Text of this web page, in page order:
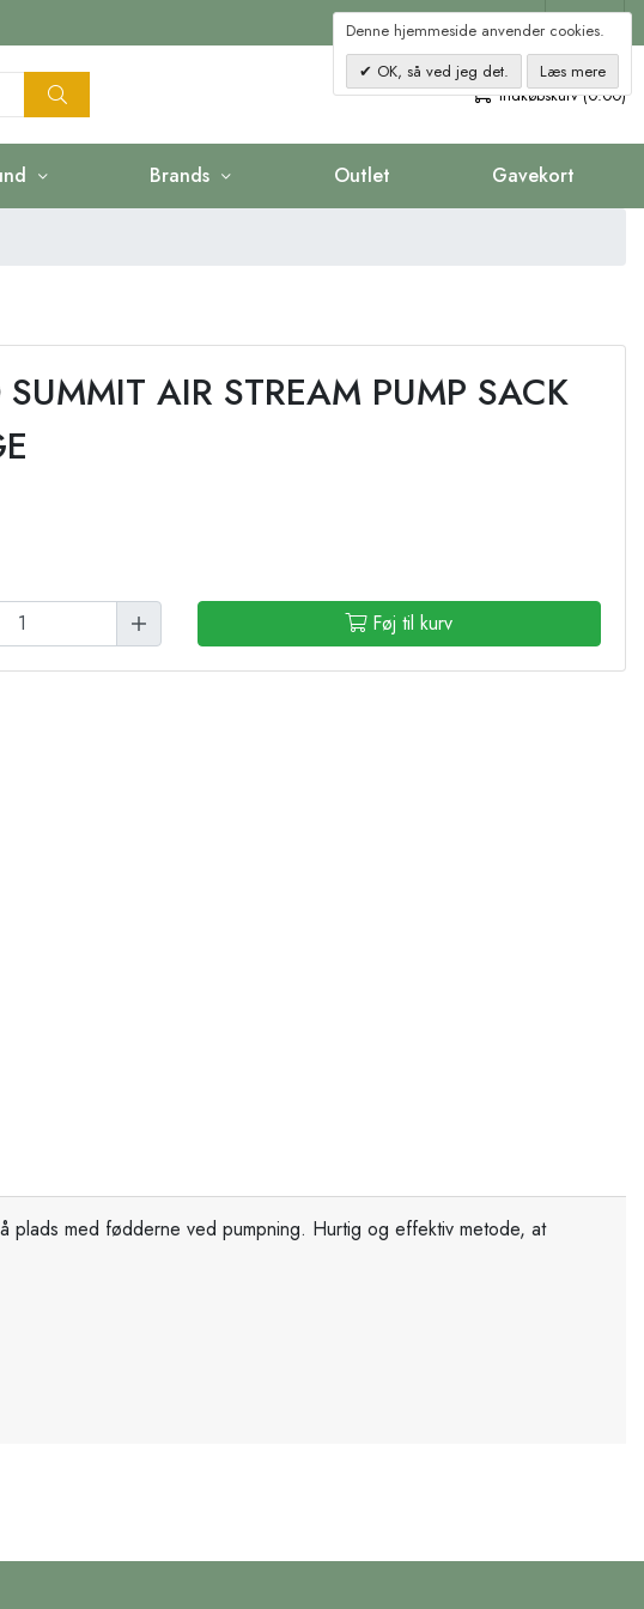
Kontakt
0
Indkøbskurv (0.00)
Brands Outlet Gavekort
AIR STREAM PUMP SACK
Føj til kurv
plads med fødderne ved pumpning. Hurtig og effektiv metode, at
Denne hjemmeside anvender cookies.
OK, så ved jeg det.
Læs mere